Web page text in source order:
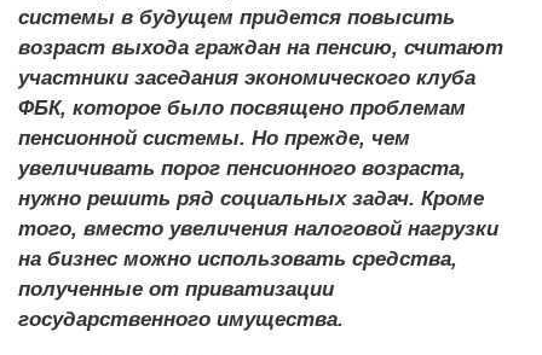
системы в будущем придется повысить
возраст выхода граждан на пенсию, считают
участники заседания экономического клуба
ФБК, которое было посвящено проблемам
пенсионной системы. Но прежде, чем
увеличивать порог пенсионного возраста,
нужно решить ряд социальных задач. Кроме
того, вместо увеличения налоговой нагрузки
на бизнес можно использовать средства,
полученные от приватизации
государственного имущества.